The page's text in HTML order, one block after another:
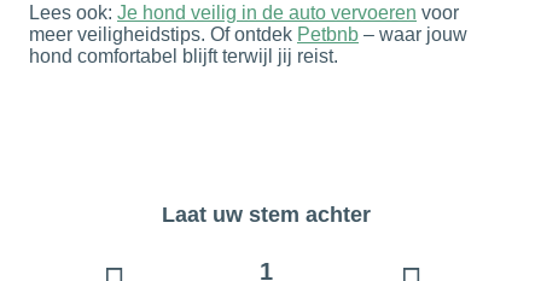
Lees ook: Je hond veilig in de auto vervoeren voor
meer veiligheidstips. Of ontdek Petbnb – waar jouw
hond comfortabel blijft terwijl jij reist.
Laat uw stem achter
1